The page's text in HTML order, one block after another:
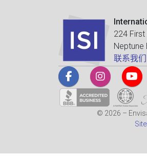
224
Neptune
联系我们
© 2026 –